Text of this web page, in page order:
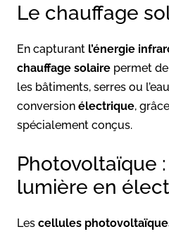
Le chauffage
En capturant l’énergie
chauffage solaire permet
les bâtiments, serres ou
conversion électrique,
spécialement conçus.
Photovoltaïque
lumière en
Les cellules